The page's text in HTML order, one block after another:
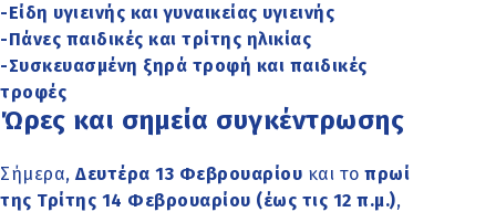
-Είδη υγιεινής και γυναικείας υγιεινής
-Πάνες παιδικές και τρίτης ηλικίας
-Συσκευασμένη ξηρά τροφή και παιδικές
τροφές
Ώρες και σημεία συγκέντρωσης
Σήμερα, Δευτέρα 13 Φεβρουαρίου και το πρωί
της Τρίτης 14 Φεβρουαρίου (έως τις 12 π.μ.),